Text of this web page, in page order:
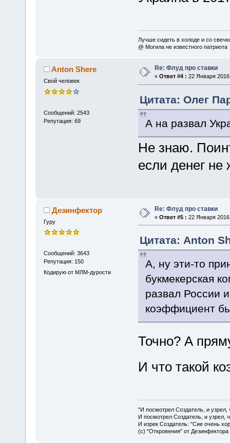
Лучше сидеть в холоде и со
@ Могила не известного патриота
Anton Shere
Свой человек
Сообщений: 2543
Репутация: 69
Re: Флуд про ставки
« Ответ #4 : 22 Января
Цитата: Олег
А на развал
Не знаю.
если денег не
Дезинфектор
Гуру
Сообщений: 3643
Репутация: 150
Кодирую от МЛМ-дурости
Re: Флуд про ставки
« Ответ #5 : 22 Января
Цитата: Anton
А, ну эти-то
букмекерская
развал России
коэффициент
Точно? А
И что такой
"И посмотрел Создатель, и
И посмотрел Создатель, и узрел,
И изрек Создатель: "Сие очень
(с) "Откровения" от Дезинфектора